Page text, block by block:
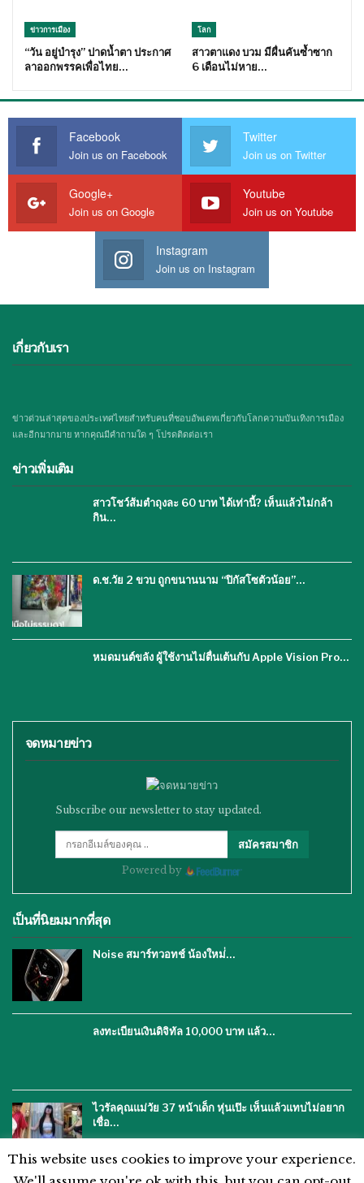
ข่าวการเมือง
“วัน อยู่บำรุง” ปาดน้ำตา ประกาศ
ลาออกพรรคเพื่อไทย…
โลก
สาวตาแดง บวม มีผื่นคันซ้ำซาก
6 เดือนไม่หาย…
Facebook
Join us on Facebook
Twitter
Join us on Twitter
Google+
Join us on Google
Youtube
Join us on Youtube
Instagram
Join us on Instagram
เกี่ยวกับเรา
ข่าวด่วนล่าสุดของประเทศไทยสำหรับคนที่ชอบอัพเดทเกี่ยวกับโลกความบันเทิงการเมือง
และอีกมากมาย หากคุณมีคำถามใด ๆ โปรดติดต่อเรา
ข่าวเพิ่มเติม
สาวโชว์ส้มตำถุงละ 60 บาท ได้เท่านี้? เห็นแล้วไม่กล้า
กิน…
ด.ช.วัย 2 ขวบ ถูกขนานนาม “ปิกัสโซตัวน้อย”…
หมดมนต์ขลัง ผู้ใช้งานไม่ตื่นเต้นกับ Apple Vision Pro…
จดหมายข่าว
Subscribe our newsletter to stay updated.
สมัครสมาชิก
Powered by
เป็นที่นิยมมากที่สุด
Noise สมาร์ทวอทช์ น้องใหม่่…
ลงทะเบียนเงินดิจิทัล 10,000 บาท แล้ว…
ไวรัลคุณแม่วัย 37 หน้าเด็ก หุ่นเป๊ะ เห็นแล้วแทบไม่อยาก
เชื่อ…
This website uses cookies to improve your experience.